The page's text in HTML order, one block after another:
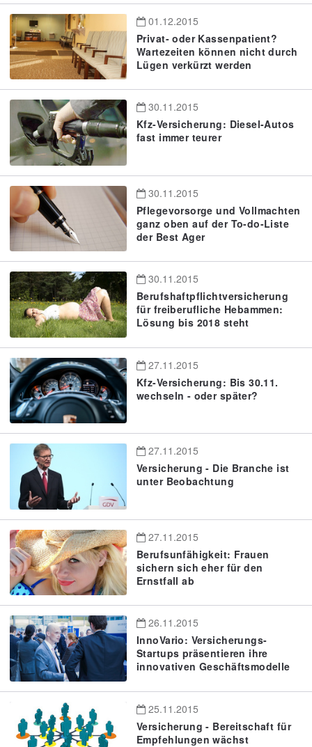
01.12.2015
Privat- oder Kassenpatient?
Wartezeiten können nicht durch
Lügen verkürzt werden
30.11.2015
Kfz-Versicherung: Diesel-Autos
fast immer teurer
30.11.2015
Pflegevorsorge und Vollmachten
ganz oben auf der To-do-Liste
der Best Ager
30.11.2015
Berufshaftpflichtversicherung
für freiberufliche Hebammen:
Lösung bis 2018 steht
27.11.2015
Kfz-Versicherung: Bis 30.11.
wechseln - oder später?
27.11.2015
Versicherung - Die Branche ist
unter Beobachtung
27.11.2015
Berufsunfähigkeit: Frauen
sichern sich eher für den
Ernstfall ab
26.11.2015
InnoVario: Versicherungs-
Startups präsentieren ihre
innovativen Geschäftsmodelle
25.11.2015
Versicherung - Bereitschaft für
Empfehlungen wächst